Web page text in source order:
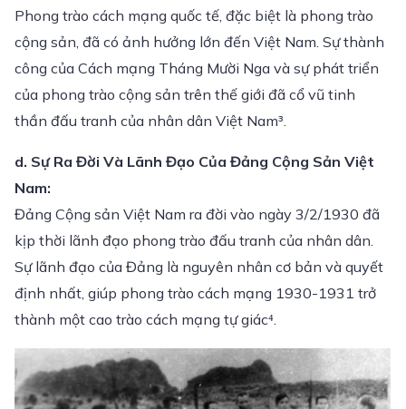
Phong trào cách mạng quốc tế, đặc biệt là phong trào
cộng sản, đã có ảnh hưởng lớn đến Việt Nam. Sự thành
công của Cách mạng Tháng Mười Nga và sự phát triển
của phong trào cộng sản trên thế giới đã cổ vũ tinh
thần đấu tranh của nhân dân Việt Nam³.
d. Sự Ra Đời Và Lãnh Đạo Của Đảng Cộng Sản Việt
Nam:
Đảng Cộng sản Việt Nam ra đời vào ngày 3/2/1930 đã
kịp thời lãnh đạo phong trào đấu tranh của nhân dân.
Sự lãnh đạo của Đảng là nguyên nhân cơ bản và quyết
định nhất, giúp phong trào cách mạng 1930-1931 trở
thành một cao trào cách mạng tự giác⁴.